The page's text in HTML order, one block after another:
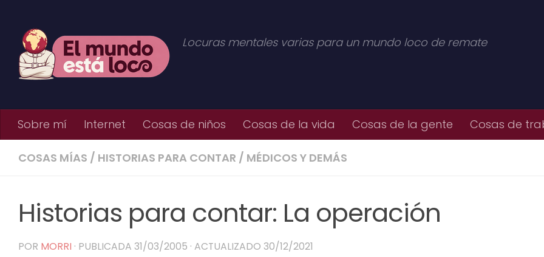
Locuras mentales varias para un mundo loco de remate
Sobre mí Internet Cosas de niños Cosas de la vida Cosas de la gente Cosas de
COSAS MÍAS / HISTORIAS PARA CONTAR / MÉDICOS Y DEMÁS
Historias para contar: La operación
POR MORRI · PUBLICADA 31/03/2005 · ACTUALIZADO 30/12/2021